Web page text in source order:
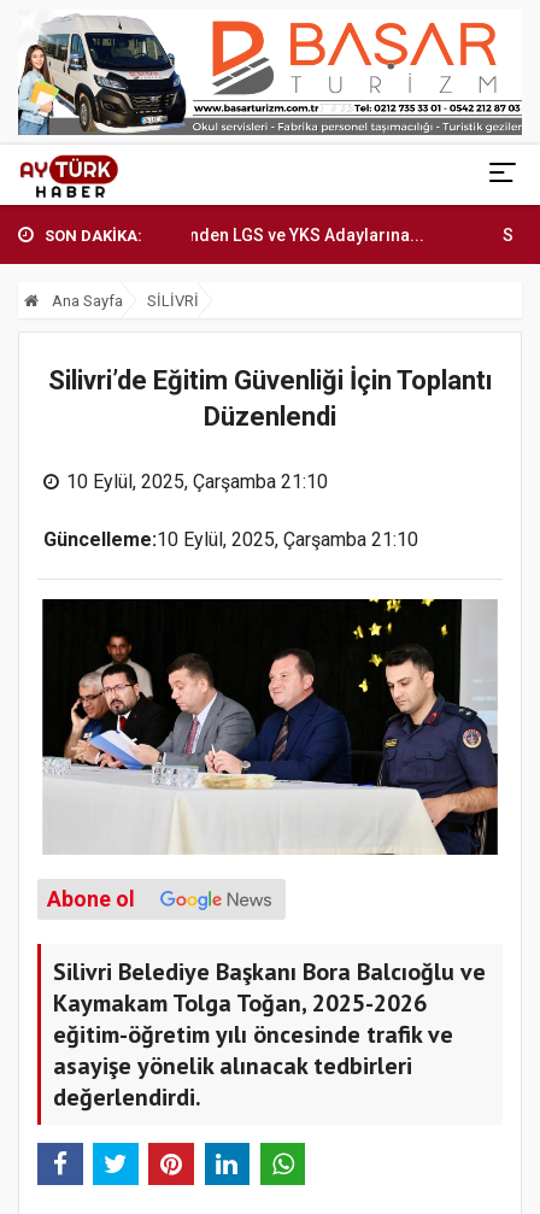
SON DAKİKA:
Belediyesi'nden LGS ve YKS Adaylarına... Silivri
Ana Sayfa SİLİVRİ
Silivri’de Eğitim Güvenliği İçin Toplantı
Düzenlendi
10 Eylül, 2025, Çarşamba 21:10
Güncelleme:10 Eylül, 2025, Çarşamba 21:10
Abone ol
Silivri Belediye Başkanı Bora Balcıoğlu ve
Kaymakam Tolga Toğan, 2025-2026
eğitim-öğretim yılı öncesinde trafik ve
asayişe yönelik alınacak tedbirleri
değerlendirdi.